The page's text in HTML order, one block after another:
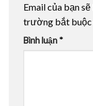
Email của bạn
trường bắt buộc
Bình luận *